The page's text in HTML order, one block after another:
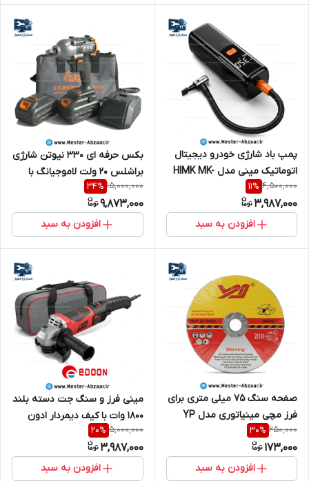
پمپ باد شارژی خودرو دیجیتال
اتوماتیک مینی مدل HIMK MK-
332 هایمک
4,500,000
11%
3,987,000
افزودن به سبد
بکس حرفه ای 330 نیوتن شارژی
براشلس 20 ولت لاموجیانگ با
گارانتی مدل LAOMUJIANG
LMJ-03 جیانگسو
15,000,000
34%
9,873,000
افزودن به سبد
صفحه سنگ 75 میلی متری برای
فرز مچی مینیاتوری مدل YP
75*1.2*10 mm بدون فرز
250,000
30%
173,000
افزودن به سبد
مینی فرز و سنگ جت دسته بلند
1800 وات با کیف دیمردار ادون
ادوون
5,000,000
20%
3,987,000
افزودن به سبد